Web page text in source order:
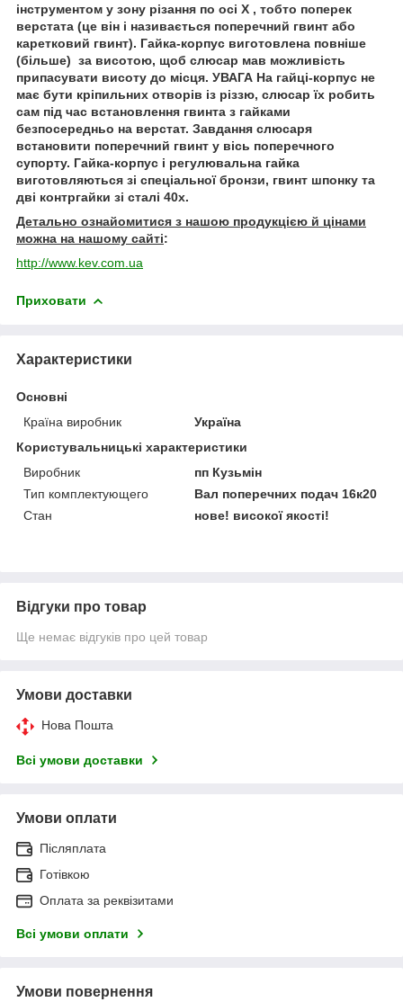
інструментом у зону різання по осі X , тобто поперек
верстата (це він і називається поперечний гвинт або
каретковий гвинт). Гайка-корпус виготовлена повніше
(більше) за висотою, щоб слюсар мав можливість
припасувати висоту до місця. УВАГА На гайці-корпус не
має бути кріпильних отворів із різзю, слюсар їх робить
сам під час встановлення гвинта з гайками
безпосередньо на верстат. Завдання слюсаря
встановити поперечний гвинт у вісь поперечного
супорту. Гайка-корпус і регулювальна гайка
виготовляються зі спеціальної бронзи, гвинт шпонку та
дві контргайки зі сталі 40х.
Детально ознайомитися з нашою продукцією й цінами
можна на нашому сайті:
http://www.kev.com.ua
Приховати
Характеристики
Основні
Країна виробник
Україна
Користувальницькі характеристики
Виробник
пп Кузьмін
Тип комплектующего
Вал поперечних подач 16к20
Стан
нове! високої якості!
Відгуки про товар
Ще немає відгуків про цей товар
Умови доставки
Нова Пошта
Всі умови доставки
Умови оплати
Післяплата
Готівкою
Оплата за реквізитами
Всі умови оплати
Умови повернення